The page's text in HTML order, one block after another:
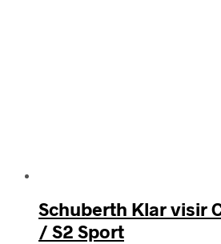
Schuberth Klar visir
/ S2 Sport